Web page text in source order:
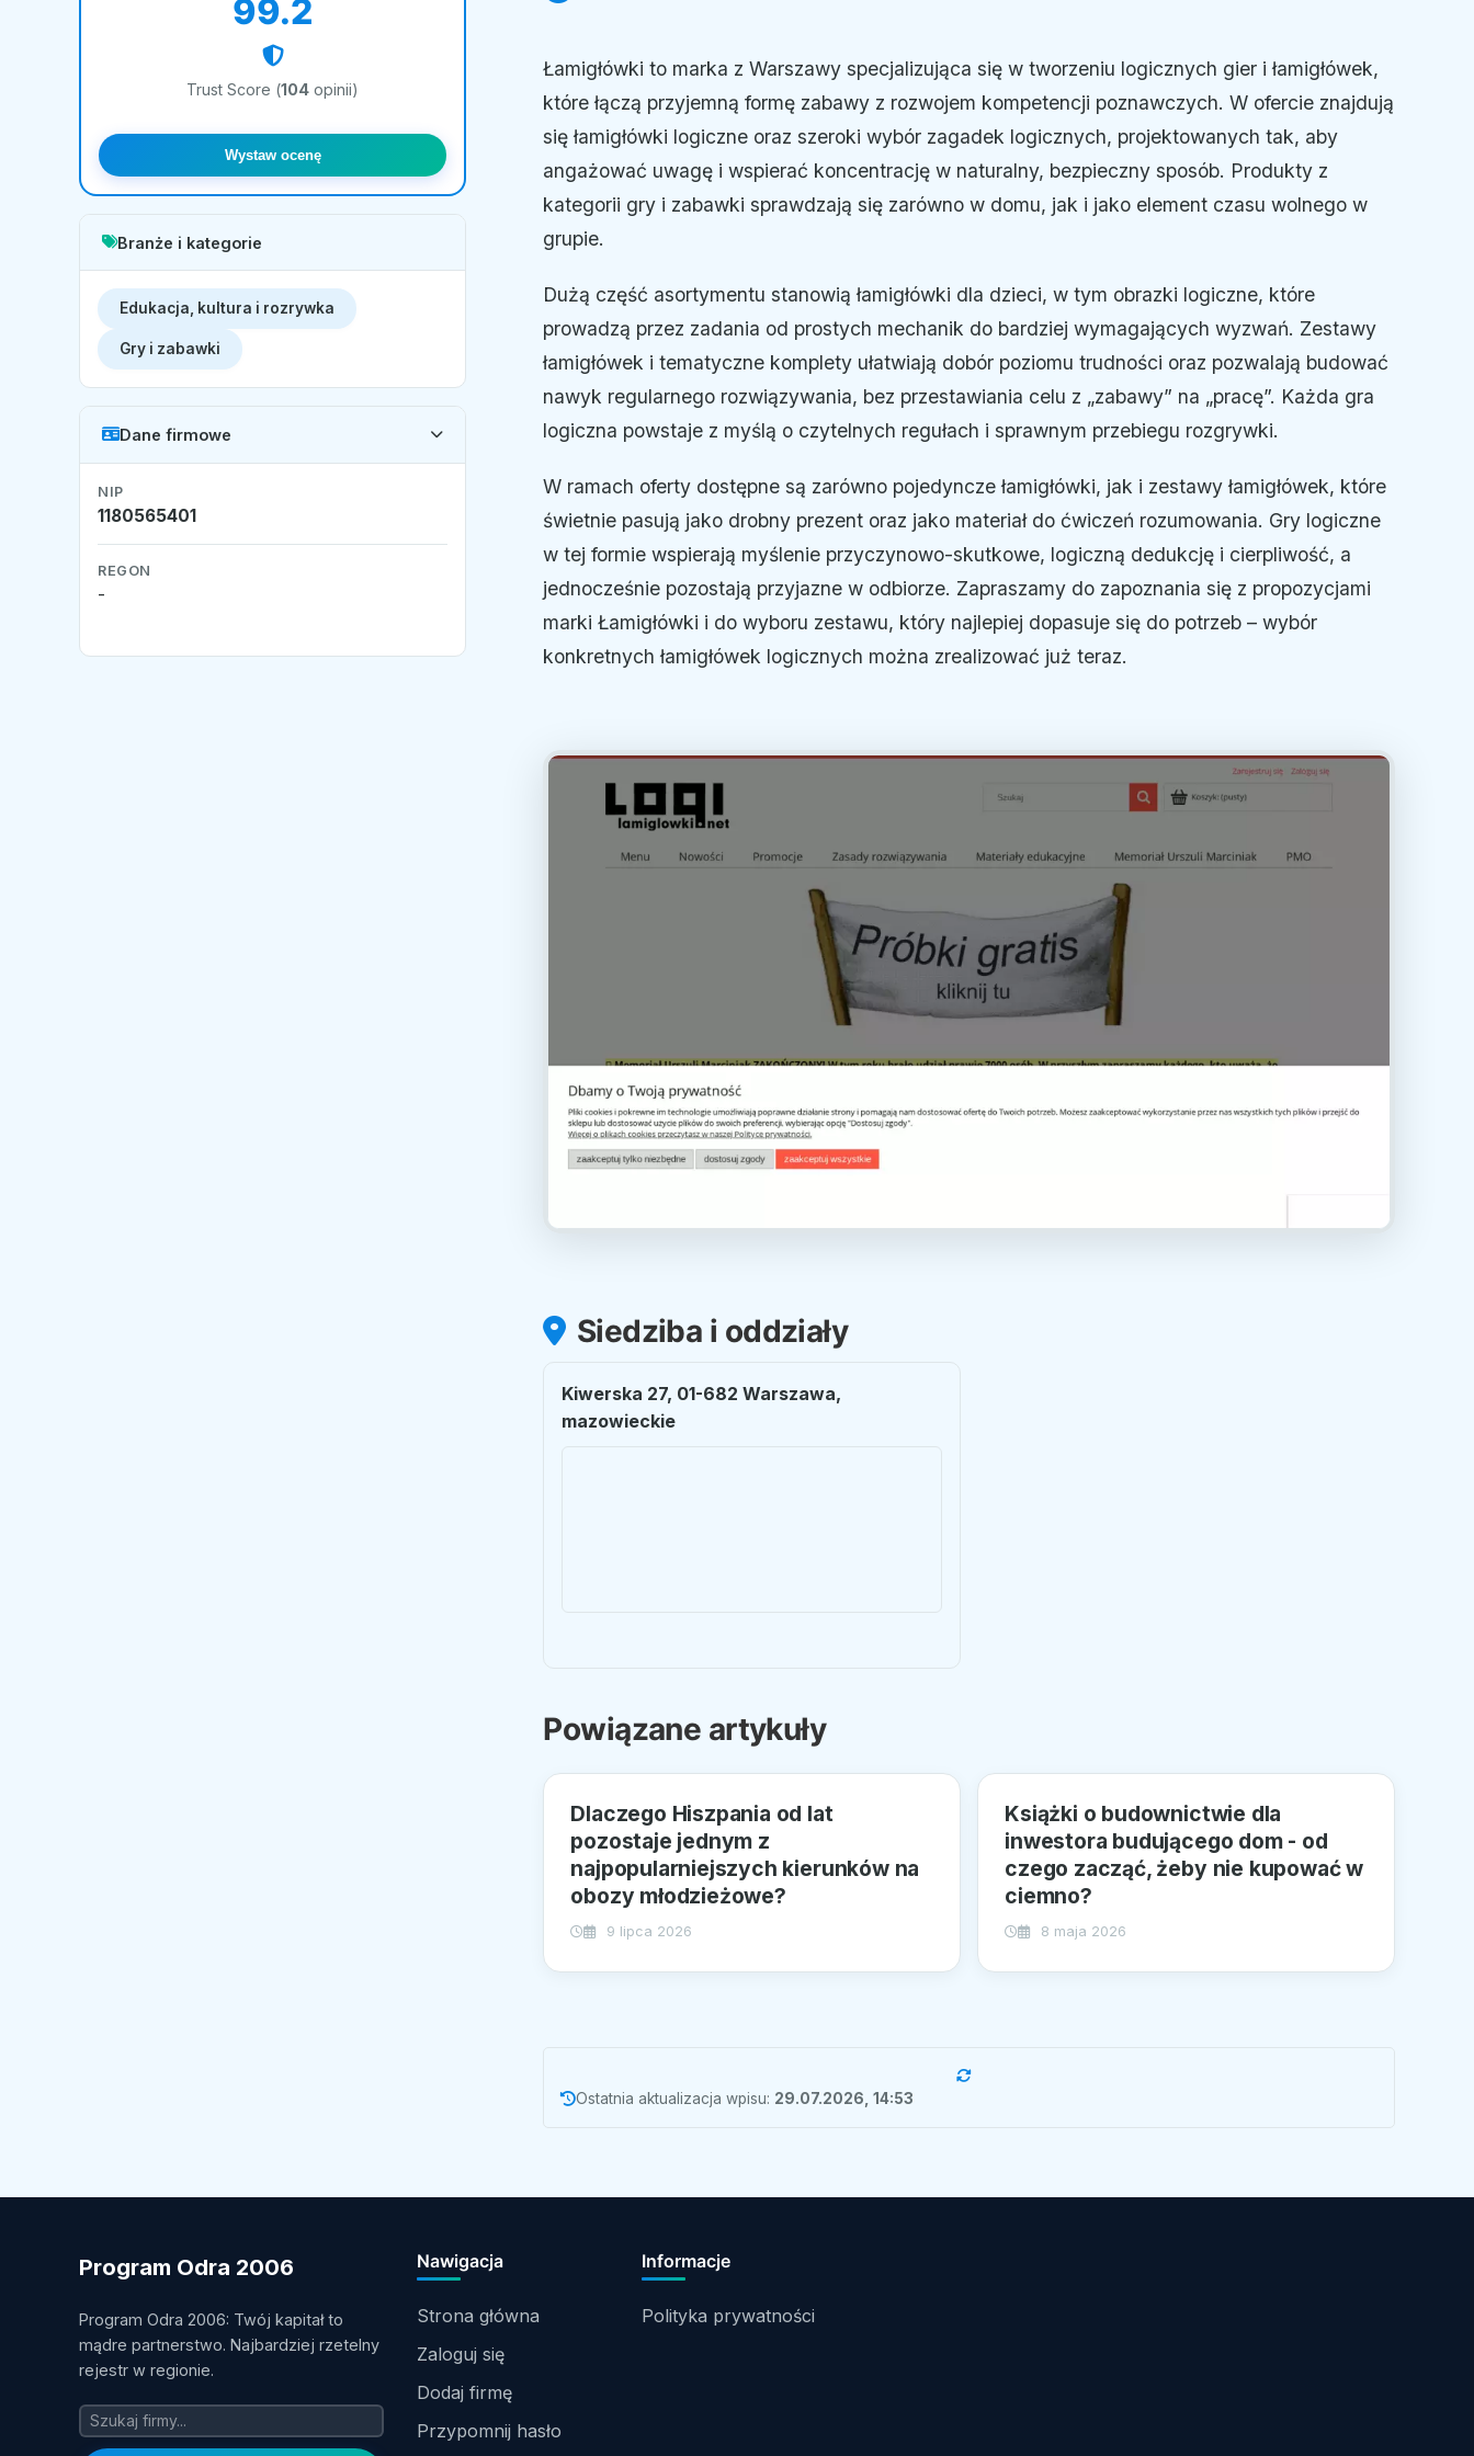
99.2
Trust Score (104 opinii)
Wystaw ocenę
Branże i kategorie
Edukacja, kultura i rozrywka
Gry i zabawki
Dane firmowe
NIP
1180565401
REGON
-
Łamigłówki to marka z Warszawy specjalizująca się w tworzeniu logicznych gier i łamigłówek,
które łączą przyjemną formę zabawy z rozwojem kompetencji poznawczych. W ofercie znajdują
się łamigłówki logiczne oraz szeroki wybór zagadek logicznych, projektowanych tak, aby
angażować uwagę i wspierać koncentrację w naturalny, bezpieczny sposób. Produkty z
kategorii gry i zabawki sprawdzają się zarówno w domu, jak i jako element czasu wolnego w
grupie.
Dużą część asortymentu stanowią łamigłówki dla dzieci, w tym obrazki logiczne, które
prowadzą przez zadania od prostych mechanik do bardziej wymagających wyzwań. Zestawy
łamigłówek i tematyczne komplety ułatwiają dobór poziomu trudności oraz pozwalają budować
nawyk regularnego rozwiązywania, bez przestawiania celu z „zabawy” na „pracę”. Każda gra
logiczna powstaje z myślą o czytelnych regułach i sprawnym przebiegu rozgrywki.
W ramach oferty dostępne są zarówno pojedyncze łamigłówki, jak i zestawy łamigłówek, które
świetnie pasują jako drobny prezent oraz jako materiał do ćwiczeń rozumowania. Gry logiczne
w tej formie wspierają myślenie przyczynowo-skutkowe, logiczną dedukcję i cierpliwość, a
jednocześnie pozostają przyjazne w odbiorze. Zapraszamy do zapoznania się z propozycjami
marki Łamigłówki i do wyboru zestawu, który najlepiej dopasuje się do potrzeb – wybór
konkretnych łamigłówek logicznych można zrealizować już teraz.
Siedziba i oddziały
Kiwerska 27, 01-682 Warszawa,
mazowieckie
Powiązane artykuły
Dlaczego Hiszpania od lat
pozostaje jednym z
najpopularniejszych kierunków na
obozy młodzieżowe?
9 lipca 2026
Książki o budownictwie dla
inwestora budującego dom - od
czego zacząć, żeby nie kupować w
ciemno?
8 maja 2026
Ostatnia aktualizacja wpisu: 29.07.2026, 14:53
Program Odra 2006
Program Odra 2006: Twój kapitał to
mądre partnerstwo. Najbardziej rzetelny
rejestr w regionie.
Nawigacja
Strona główna
Zaloguj się
Dodaj firmę
Przypomnij hasło
Informacje
Polityka prywatności